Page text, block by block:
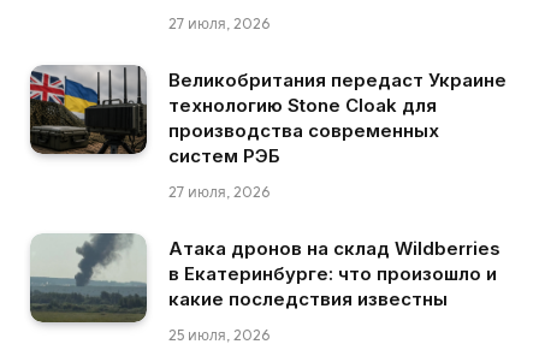
27 июля, 2026
Великобритания передаст Украине
технологию Stone Cloak для
производства современных
систем РЭБ
27 июля, 2026
Атака дронов на склад Wildberries
в Екатеринбурге: что произошло и
какие последствия известны
25 июля, 2026